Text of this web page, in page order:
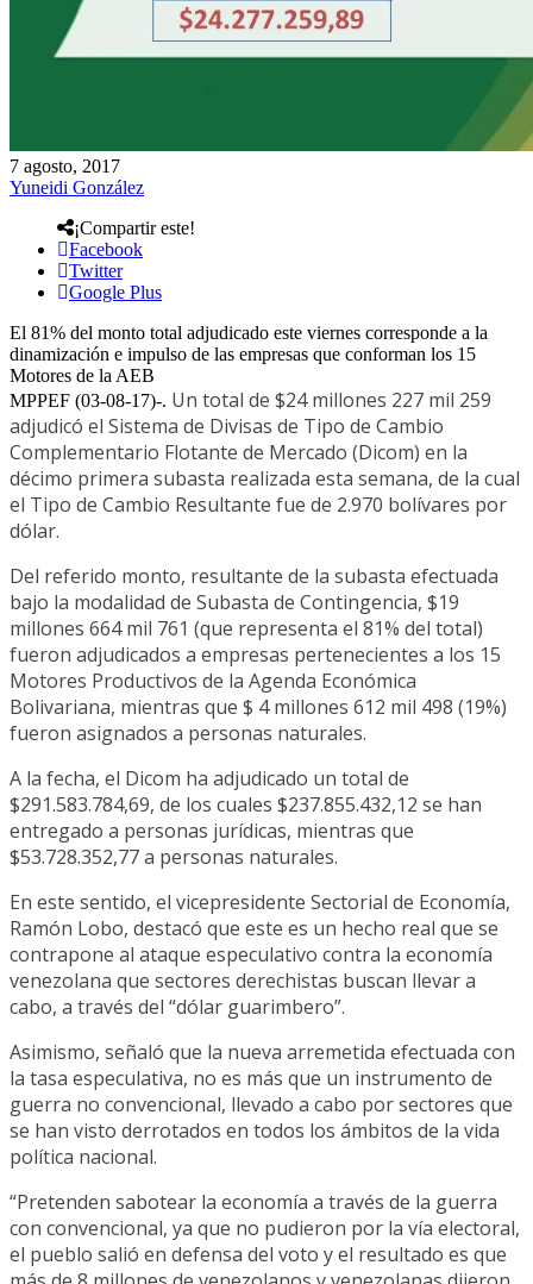
7 agosto, 2017
Yuneidi González
¡Compartir este!
Facebook
Twitter
Google Plus
El 81% del monto total adjudicado este viernes corresponde a la
dinamización e impulso de las empresas que conforman los 15
Motores de la AEB
MPPEF (03-08-17)-. Un total de $24 millones 227 mil 259
adjudicó el Sistema de Divisas de Tipo de Cambio
Complementario Flotante de Mercado (Dicom) en la
décimo primera subasta realizada esta semana, de la cual
el Tipo de Cambio Resultante fue de 2.970 bolívares por
dólar.
Del referido monto, resultante de la subasta efectuada
bajo la modalidad de Subasta de Contingencia, $19
millones 664 mil 761 (que representa el 81% del total)
fueron adjudicados a empresas pertenecientes a los 15
Motores Productivos de la Agenda Económica
Bolivariana, mientras que $ 4 millones 612 mil 498 (19%)
fueron asignados a personas naturales.
A la fecha, el Dicom ha adjudicado un total de
$291.583.784,69, de los cuales $237.855.432,12 se han
entregado a personas jurídicas, mientras que
$53.728.352,77 a personas naturales.
En este sentido, el vicepresidente Sectorial de Economía,
Ramón Lobo, destacó que este es un hecho real que se
contrapone al ataque especulativo contra la economía
venezolana que sectores derechistas buscan llevar a
cabo, a través del “dólar guarimbero”.
Asimismo, señaló que la nueva arremetida efectuada con
la tasa especulativa, no es más que un instrumento de
guerra no convencional, llevado a cabo por sectores que
se han visto derrotados en todos los ámbitos de la vida
política nacional.
“Pretenden sabotear la economía a través de la guerra
con convencional, ya que no pudieron por la vía electoral,
el pueblo salió en defensa del voto y el resultado es que